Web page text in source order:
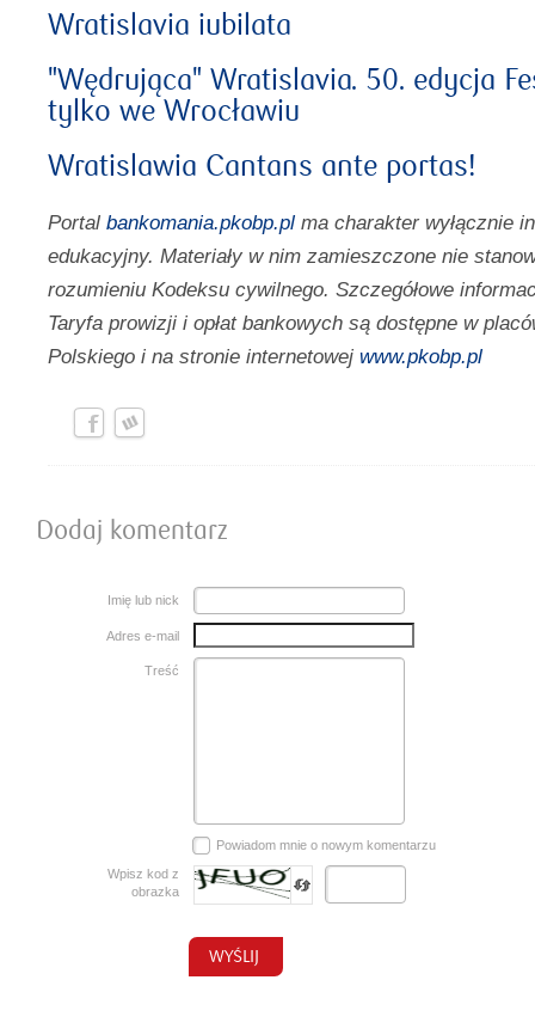
Wratislavia iubilata
"Wędrująca" Wratislavia. 50. edycja
tylko we Wrocławiu
Wratislawia Cantans ante portas!
Portal bankomania.pkobp.pl ma charakter wyłącznie
edukacyjny. Materiały w nim zamieszczone nie
rozumieniu Kodeksu cywilnego. Szczegółowe
Taryfa prowizji i opłat bankowych są dostępne w
Polskiego i na stronie internetowej www.pkobp.pl
Dodaj komentarz
Imię lub nick
Adres e-mail
Treść
Powiadom mnie o nowym komentarzu
Wpisz kod z
obrazka